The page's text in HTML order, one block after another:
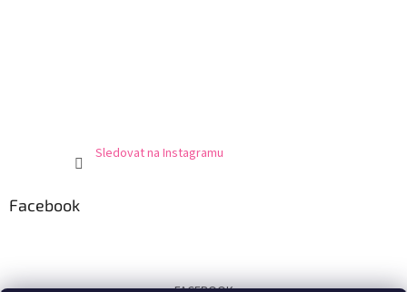
Sledovat na Instagramu
Facebook